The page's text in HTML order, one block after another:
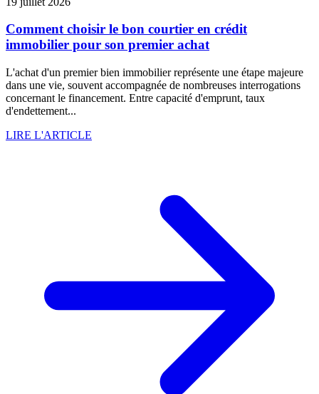
Comment choisir le bon courtier en crédit
immobilier pour son premier achat
L'achat d'un premier bien immobilier représente une étape majeure
dans une vie, souvent accompagnée de nombreuses interrogations
concernant le financement. Entre capacité d'emprunt, taux
d'endettement...
LIRE L'ARTICLE